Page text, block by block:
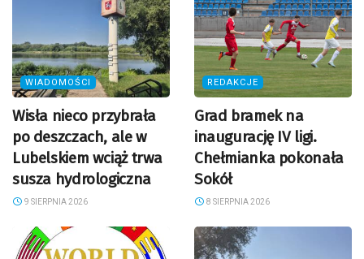
WIADOMOŚCI
Wisła nieco przybrała
po deszczach, ale w
Lubelskiem wciąż trwa
susza hydrologiczna
9 SIERPNIA 2026
REDAKCJE
Grad bramek na
inaugurację IV ligi.
Chełmianka pokonała
Sokół
8 SIERPNIA 2026